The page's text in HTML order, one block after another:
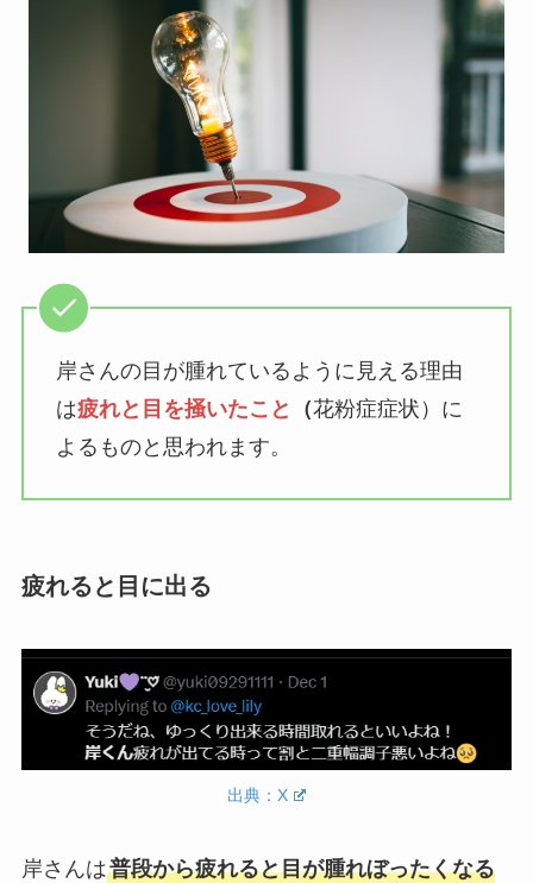
岸さんの目が腫れているように見える理由
は疲れと目を掻いたこと （花粉症症状）に
よるものと思われます。
疲れると目に出る
出典：X
岸さんは普段から疲れると目が腫れぼったくなる